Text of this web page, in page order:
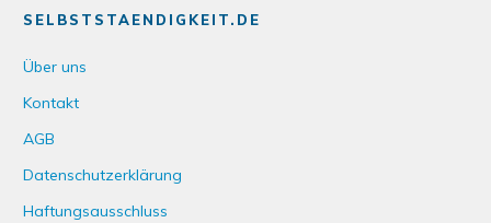
SELBSTSTAENDIGKEIT.DE
Über uns
Kontakt
AGB
Datenschutzerklärung
Haftungsausschluss